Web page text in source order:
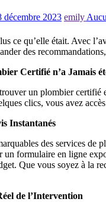
décembre 2023 emily
ce qu’elle était. Avec
des
Certifié n’a Jamais
un plombier certifié
clics, vous avez
Instantanés
des services de
formulaire en ligne
Que vous soyez à la
de l’Intervention